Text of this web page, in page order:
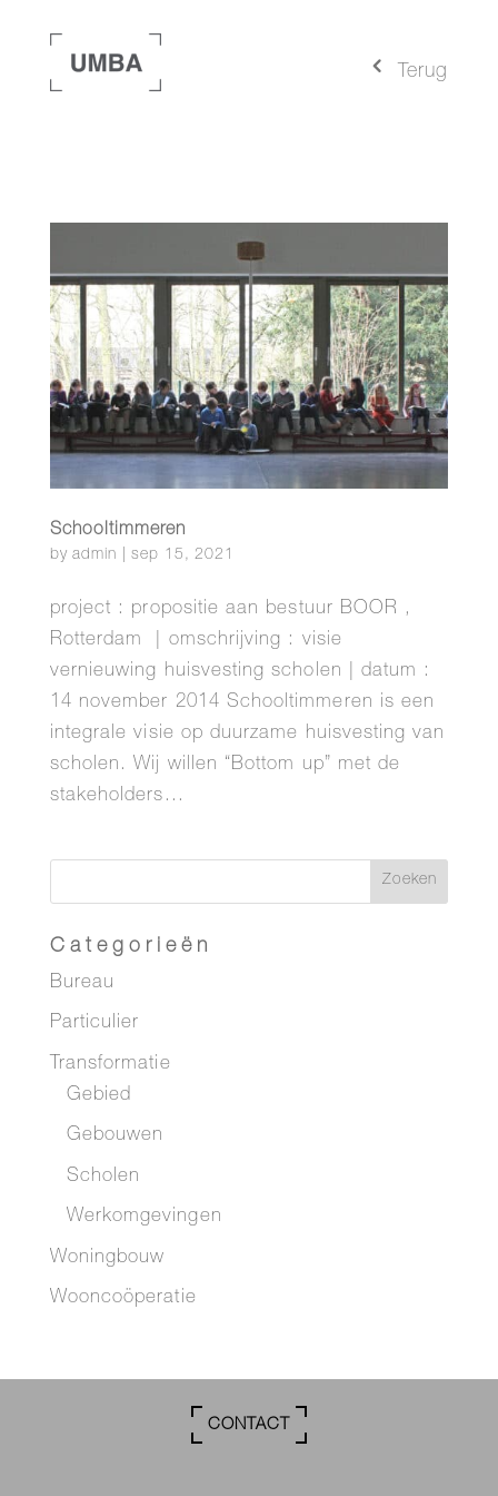
4 Terug
Schooltimmeren
byadmin |sep 15, 2021
project : propositie aan bestuur BOOR ,
Rotterdam | omschrijving : visie
vernieuwing huisvesting scholen | datum :
14 november 2014 Schooltimmeren is een
integrale visie op duurzame huisvesting van
scholen. Wij willen “Bottom up” met de
stakeholders...
Categorieën
Bureau
Particulier
Transformatie
Gebied
Gebouwen
Scholen
Werkomgevingen
Woningbouw
Wooncoöperatie
CONTACT